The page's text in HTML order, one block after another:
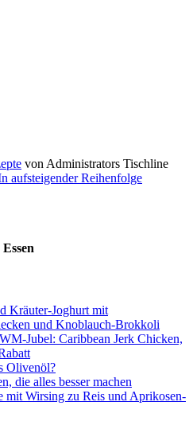
von Administrators Tischline
aufsteigender Reihenfolge
Kräuter-Joghurt mit
und Knoblauch-Brokkoli
Jubel: Caribbean Jerk Chicken,
Olivenöl?
die alles besser machen
mit Wirsing zu Reis und Aprikosen-